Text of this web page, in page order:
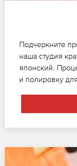
Подчеркните
наша студия
японский.
и полировку